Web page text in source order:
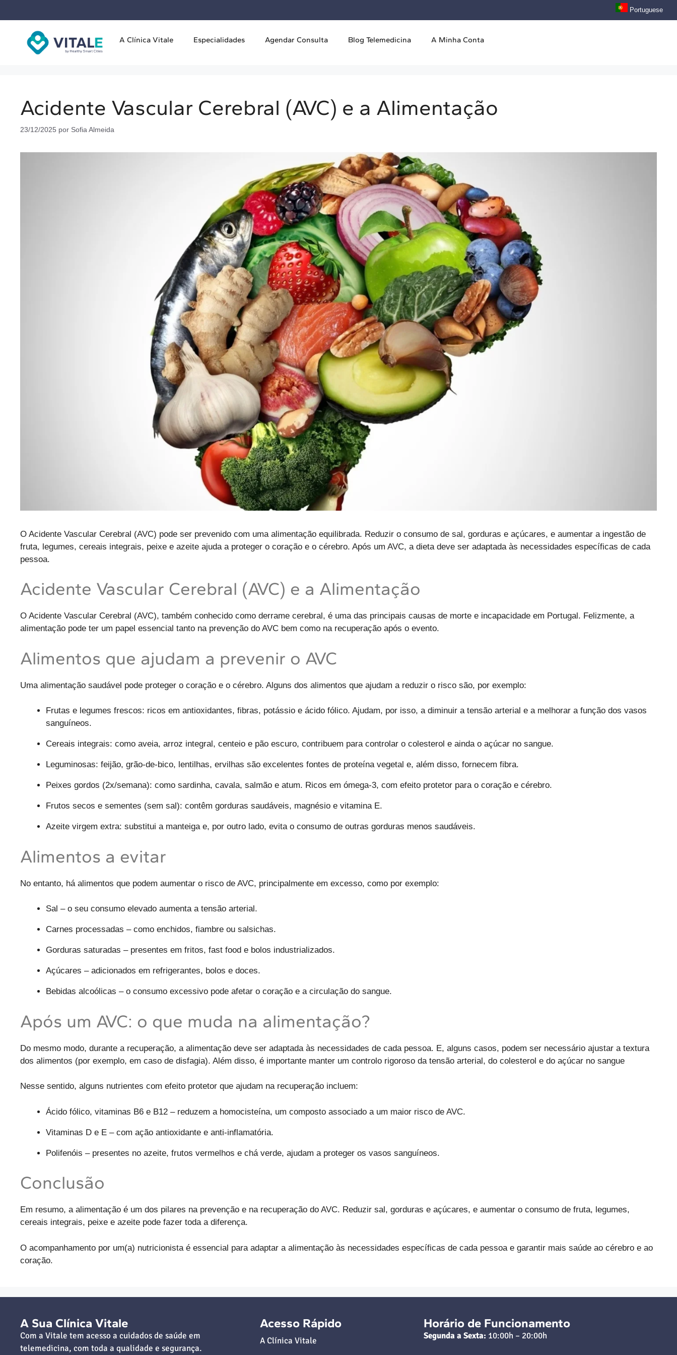
Portuguese
A Clínica Vitale Especialidades Agendar Consulta Blog Telemedicina A Minha Conta
Acidente Vascular Cerebral (AVC) e a Alimentação
23/12/2025 por Sofia Almeida
O Acidente Vascular Cerebral (AVC) pode ser prevenido com uma alimentação equilibrada. Reduzir o consumo de sal, gorduras e açúcares, e aumentar a ingestão de
fruta, legumes, cereais integrais, peixe e azeite ajuda a proteger o coração e o cérebro. Após um AVC, a dieta deve ser adaptada às necessidades específicas de cada
pessoa.
Acidente Vascular Cerebral (AVC) e a Alimentação
O Acidente Vascular Cerebral (AVC), também conhecido como derrame cerebral, é uma das principais causas de morte e incapacidade em Portugal. Felizmente, a
alimentação pode ter um papel essencial tanto na prevenção do AVC bem como na recuperação após o evento.
Alimentos que ajudam a prevenir o AVC
Uma alimentação saudável pode proteger o coração e o cérebro. Alguns dos alimentos que ajudam a reduzir o risco são, por exemplo:
Frutas e legumes frescos: ricos em antioxidantes, fibras, potássio e ácido fólico. Ajudam, por isso, a diminuir a tensão arterial e a melhorar a função dos vasos
sanguíneos.
Cereais integrais: como aveia, arroz integral, centeio e pão escuro, contribuem para controlar o colesterol e ainda o açúcar no sangue.
Leguminosas: feijão, grão-de-bico, lentilhas, ervilhas são excelentes fontes de proteína vegetal e, além disso, fornecem fibra.
Peixes gordos (2x/semana): como sardinha, cavala, salmão e atum. Ricos em ómega-3, com efeito protetor para o coração e cérebro.
Frutos secos e sementes (sem sal): contêm gorduras saudáveis, magnésio e vitamina E.
Azeite virgem extra: substitui a manteiga e, por outro lado, evita o consumo de outras gorduras menos saudáveis.
Alimentos a evitar
No entanto, há alimentos que podem aumentar o risco de AVC, principalmente em excesso, como por exemplo:
Sal – o seu consumo elevado aumenta a tensão arterial.
Carnes processadas – como enchidos, fiambre ou salsichas.
Gorduras saturadas – presentes em fritos, fast food e bolos industrializados.
Açúcares – adicionados em refrigerantes, bolos e doces.
Bebidas alcoólicas – o consumo excessivo pode afetar o coração e a circulação do sangue.
Após um AVC: o que muda na alimentação?
Do mesmo modo, durante a recuperação, a alimentação deve ser adaptada às necessidades de cada pessoa. E, alguns casos, podem ser necessário ajustar a textura
dos alimentos (por exemplo, em caso de disfagia). Além disso, é importante manter um controlo rigoroso da tensão arterial, do colesterol e do açúcar no sangue
Nesse sentido, alguns nutrientes com efeito protetor que ajudam na recuperação incluem:
Ácido fólico, vitaminas B6 e B12 – reduzem a homocisteína, um composto associado a um maior risco de AVC.
Vitaminas D e E – com ação antioxidante e anti-inflamatória.
Polifenóis – presentes no azeite, frutos vermelhos e chá verde, ajudam a proteger os vasos sanguíneos.
Conclusão
Em resumo, a alimentação é um dos pilares na prevenção e na recuperação do AVC. Reduzir sal, gorduras e açúcares, e aumentar o consumo de fruta, legumes,
cereais integrais, peixe e azeite pode fazer toda a diferença.
O acompanhamento por um(a) nutricionista é essencial para adaptar a alimentação às necessidades específicas de cada pessoa e garantir mais saúde ao cérebro e ao
coração.
A Sua Clínica Vitale
Com a Vitale tem acesso a cuidados de saúde em
telemedicina, com toda a qualidade e segurança.
Acesso Rápido
A Clínica Vitale
Horário de Funcionamento
Segunda a Sexta: 10:00h – 20:00h